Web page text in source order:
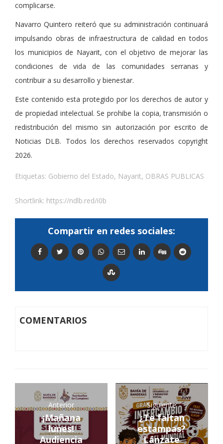
complicarse.
Navarro Quintero reiteró que su administración continuará
impulsando obras de infraestructura de calidad en todos
los municipios de Nayarit, con el objetivo de mejorar las
condiciones de vida de las comunidades serranas y
contribuir a su desarrollo y bienestar.
Este contenido esta protegido por los derechos de autor y
de propiedad intelectual. Se prohibe la copia, transmisión o
redistribución del mismo sin autorización por escrito de
Noticias DLB. Todos los derechos reservados copyright
2026.
Etiquetas: Gobierno del Estado, Nayarit, OBRAS PUBLICAS
Shortlink: https://ndlb.red/i0b
Compartir en redes sociales:
COMENTARIOS
Anterior
¡Mañana
lunes!
Audiencia
Siguiente
¿Te faltan
estampas?
Lánzate